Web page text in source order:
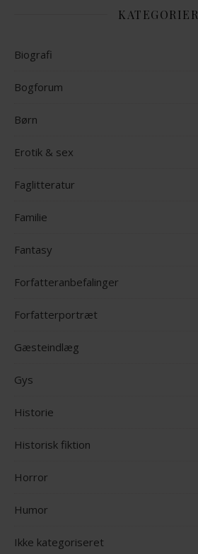
KATEGORIER
Biografi
Bogforum
Børn
Erotik & sex
Faglitteratur
Familie
Fantasy
Forfatteranbefalinger
Forfatterportræt
Gæsteindlæg
Gys
Historie
Historisk fiktion
Horror
Humor
Ikke kategoriseret